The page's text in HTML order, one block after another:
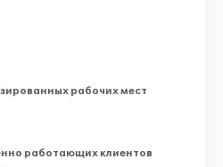
рабочих мест
работающих клиентов